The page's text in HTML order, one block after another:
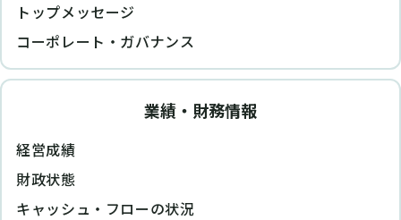
トップメッセージ
コーポレート・ガバナンス
業績・財務情報
経営成績
財政状態
キャッシュ・フローの状況